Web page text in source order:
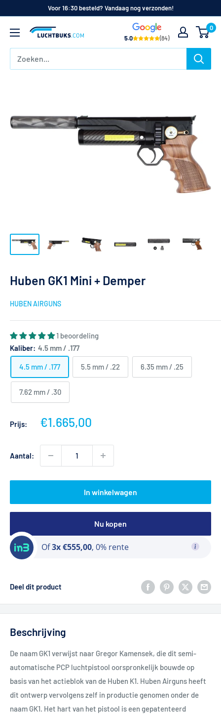
inhoud
Voor 16:30 besteld? Vandaag nog verzonden!
Luchtbuks.com
5.0 (84)
0
Huben GK1 Mini + Demper
HUBEN AIRGUNS
1 beoordeling
Kaliber: 4.5 mm / .177
4.5 mm / .177 5.5 mm / .22 6.35 mm / .25
7.62 mm / .30
Prijs: Actieprijs
€1.665,00
Aantal:
In winkelwagen
Nu kopen
Of3x €555,00, 0% rente
Deel dit product
Beschrijving
De naam GK1 verwijst naar Gregor Kamensek, die dit semi-
automatische PCP luchtpistool oorspronkelijk bouwde op
basis van het actieblok van de Huben K1. Huben Airguns heeft
dit ontwerp vervolgens zelf in productie genomen onder de
naam GK1. Het hart van het pistool is een gepatenteerd